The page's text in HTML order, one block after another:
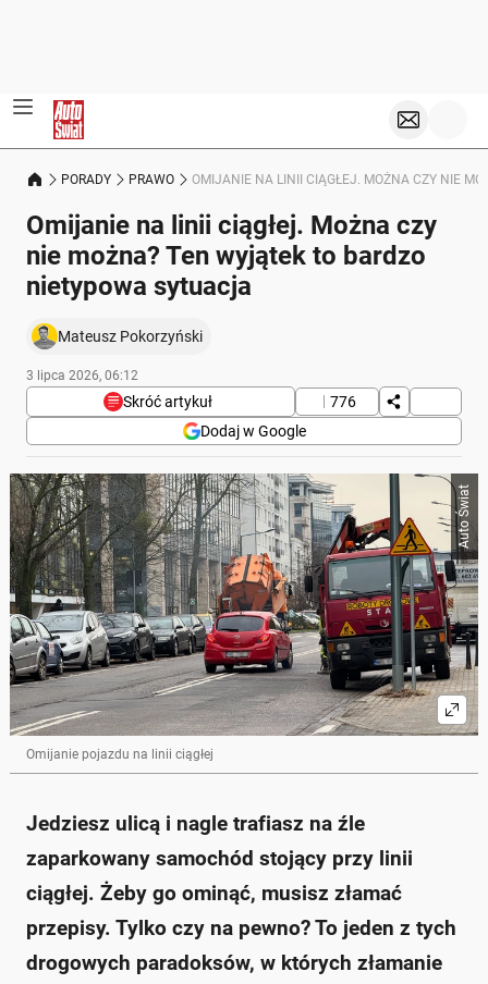
PORADY PRAWO OMIJANIE NA LINII CIĄGŁEJ. MOŻNA CZY NIE
Omijanie na linii ciągłej. Można czy
nie można? Ten wyjątek to bardzo
nietypowa sytuacja
Mateusz Pokorzyński
3 lipca 2026, 06:12
Skróć artykuł
776
Dodaj w Google
Poniżej streszczenie artykułu:
Skrót przygotowany przez Onet Czat z AI, może zawierać błędy.
Omijanie samochodu stojącego przy linii ciągłej nie
jest automatycznie naruszeniem przepisów, jeżeli
sytuacja tego wymaga.
Przepisy wymagają szczególnej ostrożności podczas
omijania, aby nie stwarzać zagrożenia.
Można omijać jedynie pojazdy, które są nieruchome i
faktycznie blokują przejazd.
Niezasadne omijanie np. autobusu na przystanku
jest wykroczeniem i może skutkować mandatem.
Mandaty za najechanie na linię ciągłą wynoszą od
Zapytaj o więcej Onet Czat z AI
Auto Świat
Omijanie pojazdu na linii ciągłej
Jedziesz ulicą i nagle trafiasz na źle
zaparkowany samochód stojący przy linii
ciągłej. Żeby go ominąć, musisz złamać
przepisy. Tylko czy na pewno? To jeden z tych
drogowych paradoksów, w których złamanie